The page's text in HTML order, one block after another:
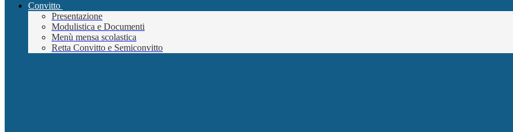
Convitto
Presentazione
Modulistica e Documenti
Menù mensa scolastica
Retta Convitto e Semiconvitto